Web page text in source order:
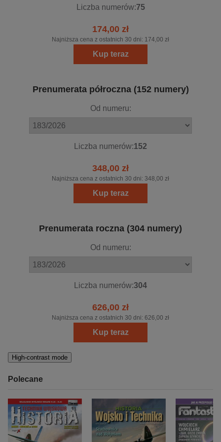
Liczba numerów:75
174,00 zł
Najniższa cena z ostatnich 30 dni: 174,00 zł
Kup teraz
Prenumerata półroczna (152 numery)
Od numeru:
Liczba numerów:152
348,00 zł
Najniższa cena z ostatnich 30 dni: 348,00 zł
Kup teraz
Prenumerata roczna (304 numery)
Od numeru:
Liczba numerów:304
626,00 zł
Najniższa cena z ostatnich 30 dni: 626,00 zł
Kup teraz
High-contrast mode
Polecane